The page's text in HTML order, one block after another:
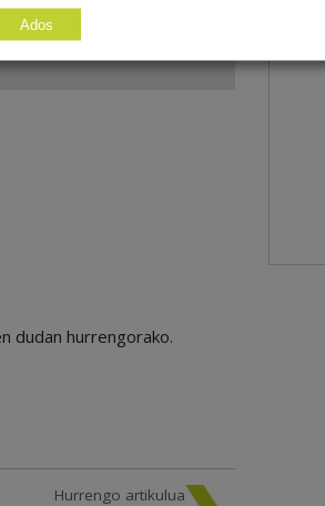
dudan hurrengorako.
Hurrengo artikulua
Ados